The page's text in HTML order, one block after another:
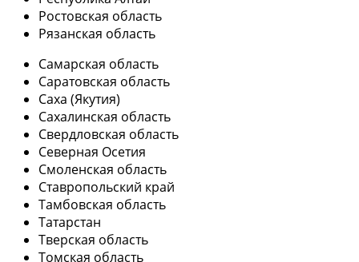
Ростовская область
Рязанская область
Самарская область
Саратовская область
Саха (Якутия)
Сахалинская область
Свердловская область
Северная Осетия
Смоленская область
Ставропольский край
Тамбовская область
Татарстан
Тверская область
Томская область